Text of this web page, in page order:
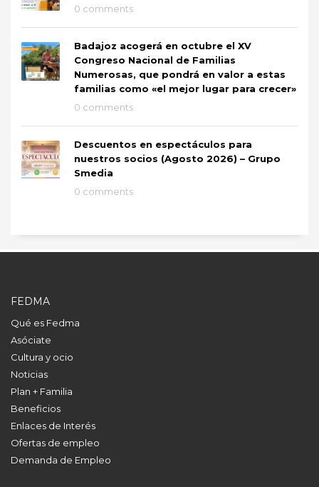
0 comments
Badajoz acogerá en octubre el XV
Congreso Nacional de Familias
Numerosas, que pondrá en valor a estas
familias como «el mejor lugar para crecer»
0 comments
Descuentos en espectáculos para
nuestros socios (Agosto 2026) – Grupo
Smedia
0 comments
FEDMA
Qué es Fedma
Asóciate
Cultura y ocio
Noticias
Plan + Familia
Beneficios
Enlaces de Interés
Ofertas de empleo
Demanda de Empleo